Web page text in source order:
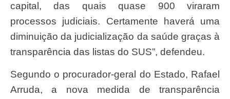
capital, das quais quase 900 viraram
processos judiciais. Certamente haverá uma
diminuição da judicialização da saúde graças à
transparência das listas do SUS”, defendeu.
Segundo o procurador-geral do Estado, Rafael
Arruda, a nova medida de transparência